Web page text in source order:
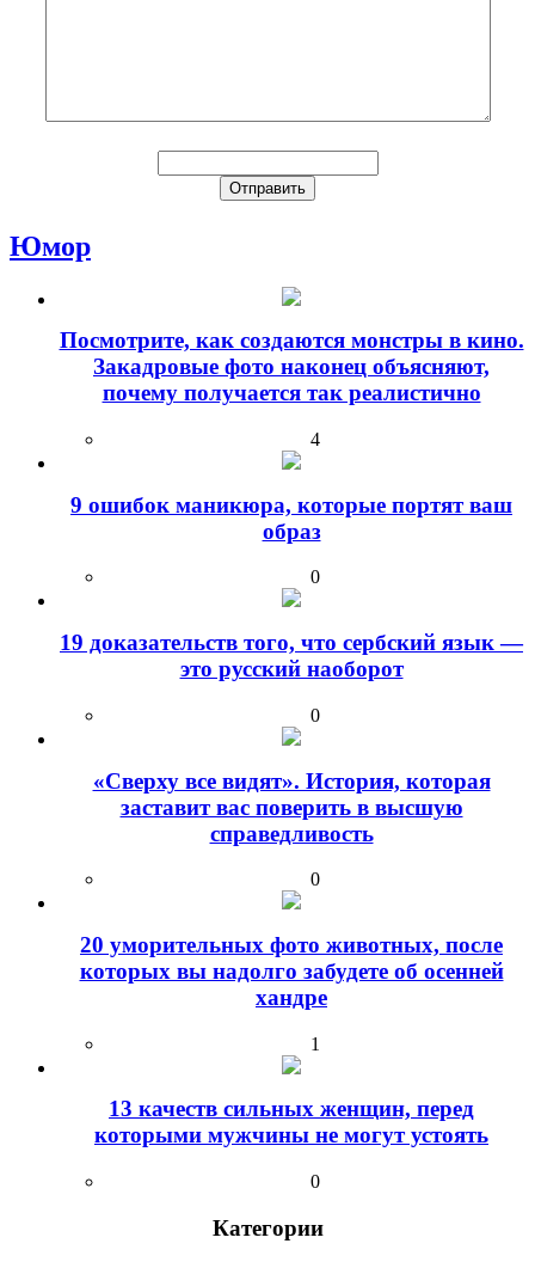
Юмор
Посмотрите, как создаются монстры в кино.
Закадровые фото наконец объясняют,
почему получается так реалистично
4
9 ошибок маникюра, которые портят ваш
образ
0
19 доказательств того, что сербский язык —
это русский наоборот
0
«Сверху все видят». История, которая
заставит вас поверить в высшую
справедливость
0
20 уморительных фото животных, после
которых вы надолго забудете об осенней
хандре
1
13 качеств сильных женщин, перед
которыми мужчины не могут устоять
0
Категории